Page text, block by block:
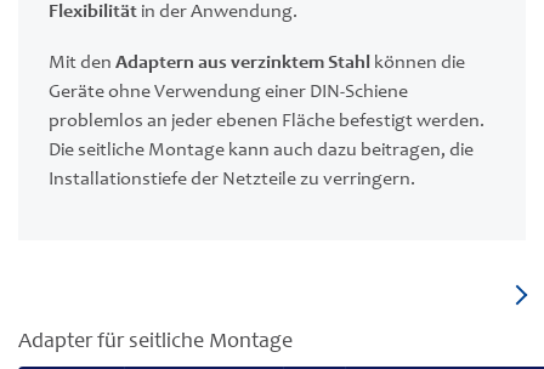
Flexibilität in der Anwendung.
Mit den Adaptern aus verzinktem Stahl
können die
Geräte ohne Verwendung einer DIN-Schiene
problemlos an jeder ebenen Fläche befestigt werden.
Die seitliche Montage kann auch dazu beitragen, die
Installationstiefe der Netzteile zu verringern.
Adapter für seitliche Montage